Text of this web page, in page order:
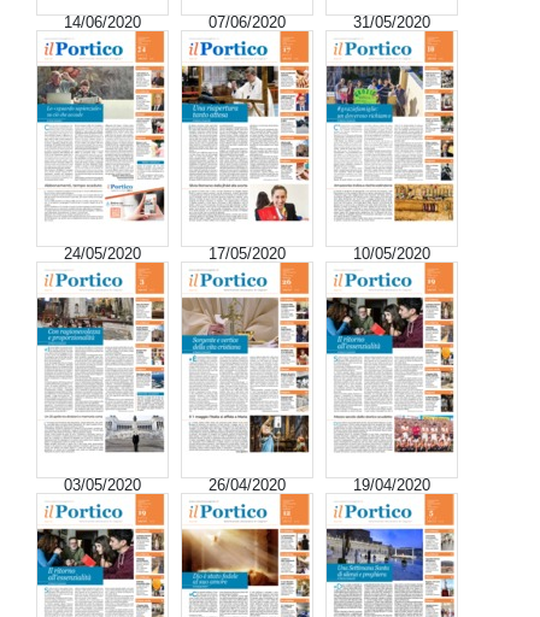
14/06/2020 07/06/2020 31/05/2020
24/05/2020 17/05/2020 10/05/2020
03/05/2020 26/04/2020 19/04/2020